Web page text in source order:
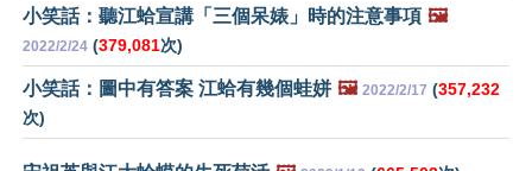
小笑話：聽江蛤宣講「三個呆婊」時的注意事項 🖼️
2022/2/24 (379,081次)
小笑話：圖中有答案 江蛤有幾個蛙姘 🖼️ 2022/2/17 (357,232
次)